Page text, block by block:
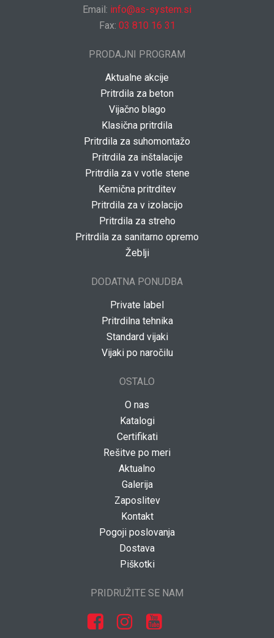
Email: info@as-system.si
Fax: 03 810 16 31
PRODAJNI PROGRAM
Aktualne akcije
Pritrdila za beton
Vijačno blago
Klasična pritrdila
Pritrdila za suhomontažo
Pritrdila za inštalacije
Pritrdila za v votle stene
Kemična pritrditev
Pritrdila za v izolacijo
Pritrdila za streho
Pritrdila za sanitarno opremo
Žeblji
DODATNA PONUDBA
Private label
Pritrdilna tehnika
Standard vijaki
Vijaki po naročilu
OSTALO
O nas
Katalogi
Certifikati
Rešitve po meri
Aktualno
Galerija
Zaposlitev
Kontakt
Pogoji poslovanja
Dostava
Piškotki
PRIDRUŽITE SE NAM